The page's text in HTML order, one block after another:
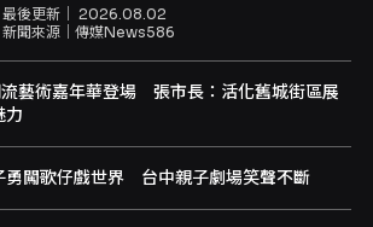
最後更新｜ 2026.08.02
新聞來源｜ 傳媒News586
藝術嘉年華登場 張市長：活化舊城街區展
力
勇闖歌仔戲世界 台中親子劇場笑聲不斷